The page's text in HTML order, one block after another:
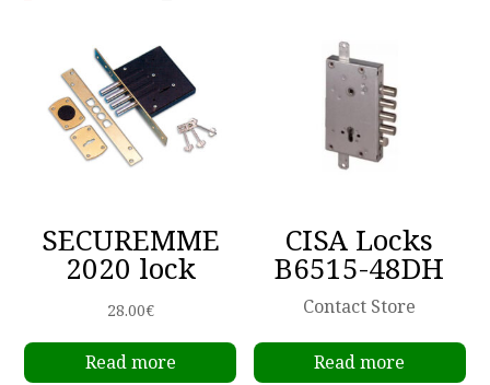
SECUREMME
2020 lock
28.00€
Read more
CISA Locks
B6515-48DH
Contact Store
Read more